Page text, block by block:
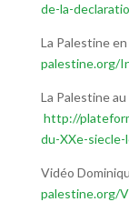
de-la-
La Palestine
palestine.org/
La Palestine
http://
du-XXe-
Vidéo
palestine.org/